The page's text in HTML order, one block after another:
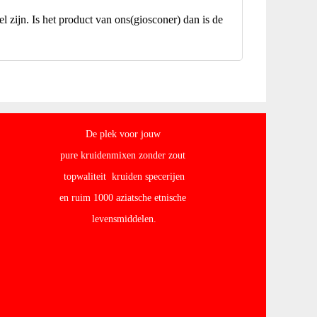
zijn. Is het product van ons(giosconer) dan is de
De plek voor jouw
pure kruidenmixen zonder zout
topwaliteit kruiden specerijen
en ruim 1000 aziatsche etnische
levensmiddelen.